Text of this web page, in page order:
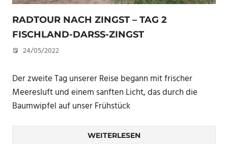
RADTOUR NACH ZINGST – TAG 2
FISCHLAND-DARSS-ZINGST
24/05/2022
Der zweite Tag unserer Reise begann mit frischer
Meeresluft und einem sanften Licht, das durch die
Baumwipfel auf unser Frühstück
WEITERLESEN